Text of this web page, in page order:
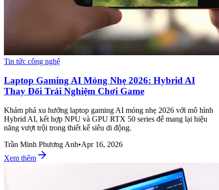
Tin tức công nghệ
Laptop Gaming AI Mỏng Nhẹ 2026: Hybrid AI
Thay Đổi Trải Nghiệm Chơi Game
Khám phá xu hướng laptop gaming AI mỏng nhẹ 2026 với mô hình
Hybrid AI, kết hợp NPU và GPU RTX 50 series để mang lại hiệu
năng vượt trội trong thiết kế siêu di động.
Trần Minh Phương Anh•Apr 16, 2026
Xem thêm